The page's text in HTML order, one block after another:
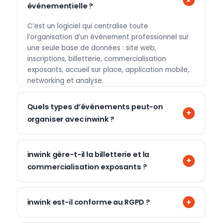
événementielle ?
C’est un logiciel qui centralise toute
l’organisation d’un événement professionnel sur
une seule base de données : site web,
inscriptions, billetterie, commercialisation
exposants, accueil sur place, application mobile,
networking et analyse.
Quels types d’événements peut-on
organiser avec inwink ?
inwink gère-t-il la billetterie et la
commercialisation exposants ?
inwink est-il conforme au RGPD ?